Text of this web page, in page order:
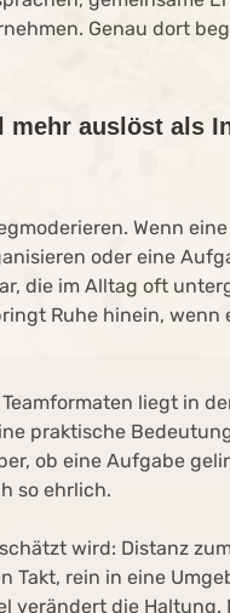
Genau dort
mehr auslöst als
Wenn
oder eine
die im Alltag oft
Ruhe hinein,
liegt in
praktische
ob eine Aufgabe
so ehrlich.
wird: Distanz
Takt, rein in eine
verändert die Haltung.